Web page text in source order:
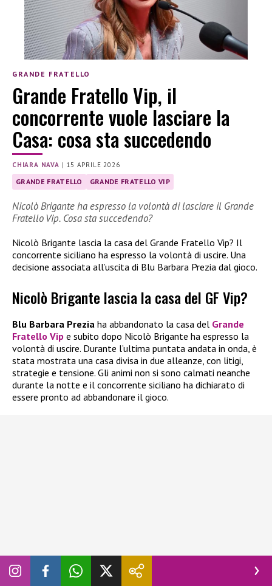
GRANDE FRATELLO
Grande Fratello Vip, il
concorrente vuole lasciare la
Casa: cosa sta succedendo
CHIARA NAVA | 15 APRILE 2026
GRANDE FRATELLO GRANDE FRATELLO VIP
Nicolò Brigante ha espresso la volontà di lasciare il Grande
Fratello Vip. Cosa sta succedendo?
Nicolò Brigante lascia la casa del Grande Fratello Vip? Il
concorrente siciliano ha espresso la volontà di uscire. Una
decisione associata all’uscita di Blu Barbara Prezia dal gioco.
Nicolò Brigante lascia la casa del GF Vip?
Blu Barbara Prezia ha abbandonato la casa del Grande
Fratello Vip e subito dopo Nicolò Brigante ha espresso la
volontà di uscire. Durante l’ultima puntata andata in onda, è
stata mostrata una casa divisa in due alleanze, con litigi,
strategie e tensione. Gli animi non si sono calmati neanche
durante la notte e il concorrente siciliano ha dichiarato di
essere pronto ad abbandonare il gioco.